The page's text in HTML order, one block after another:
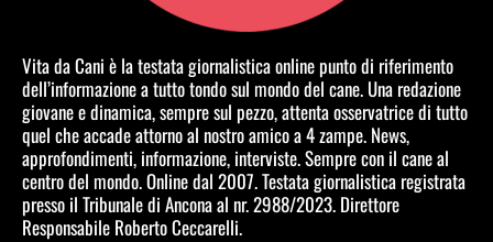
Vita da Cani è la testata giornalistica online punto di riferimento
dell’informazione a tutto tondo sul mondo del cane. Una redazione
giovane e dinamica, sempre sul pezzo, attenta osservatrice di tutto
quel che accade attorno al nostro amico a 4 zampe. News,
approfondimenti, informazione, interviste. Sempre con il cane al
centro del mondo. Online dal 2007. Testata giornalistica registrata
presso il Tribunale di Ancona al nr. 2988/2023. Direttore
Responsabile Roberto Ceccarelli.